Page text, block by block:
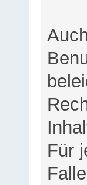
Für